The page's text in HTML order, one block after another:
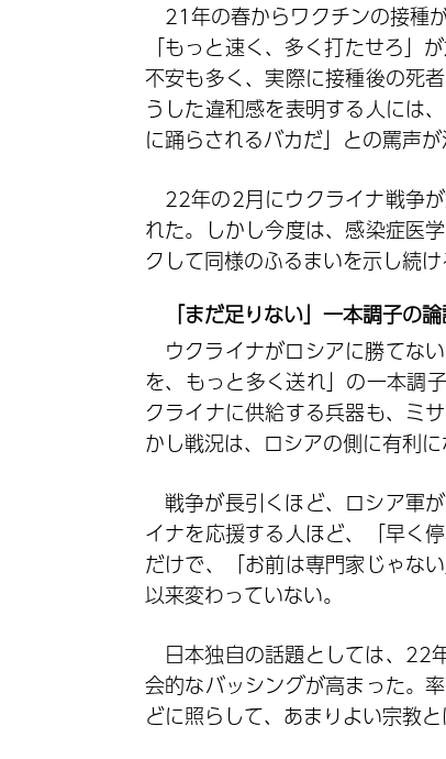
21年の春からワクチンの接種
「もっと速く、多く打たせろ」
不安も多く、実際に接種後の死
うした違和感を表明する人には
に踊らされるバカだ」との罵声が
22年の2月にウクライナ戦争
れた。しかし今度は、感染症医
クして同様のふるまいを示し続け
「まだ足りない」一本調子の
ウクライナがロシアに勝てな
を、もっと多く送れ」の一本調
クライナに供給する兵器も、ミ
かし戦況は、ロシアの側に有利に
戦争が長引くほど、ロシア軍
イナを応援する人ほど、「早く
だけで、「お前は専門家じゃな
以来変わっていない。
日本独自の話題としては、22
会的なバッシングが高まった。
どに照らして、あまりよい宗教